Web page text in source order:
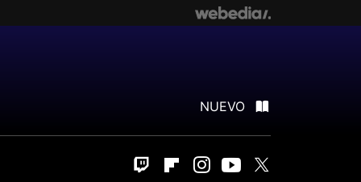
NUEVO
Twitch FlipboardInstagram
Youtube